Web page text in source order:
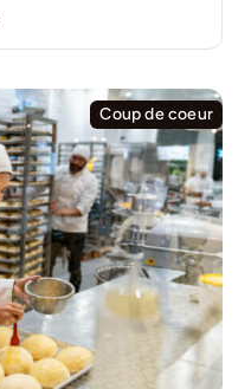
Coup de coeur